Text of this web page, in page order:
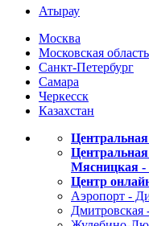
Атырау
Москва
Московская область
Санкт-Петербург
Самара
Черкесск
Казахстан
Мясницкая
Центр
Аэропорт -
Дмитровская